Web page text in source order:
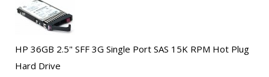
HP 36GB 2.5" SFF 3G Single Port SAS 15K RPM Hot Plug
Hard Drive